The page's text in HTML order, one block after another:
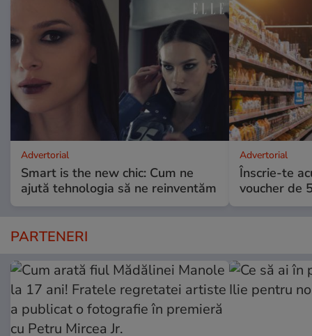
Advertorial
Smart is the new chic: Cum ne
ajută tehnologia să ne reinventăm
Advertorial
Înscrie-te
voucher de
PARTENERI